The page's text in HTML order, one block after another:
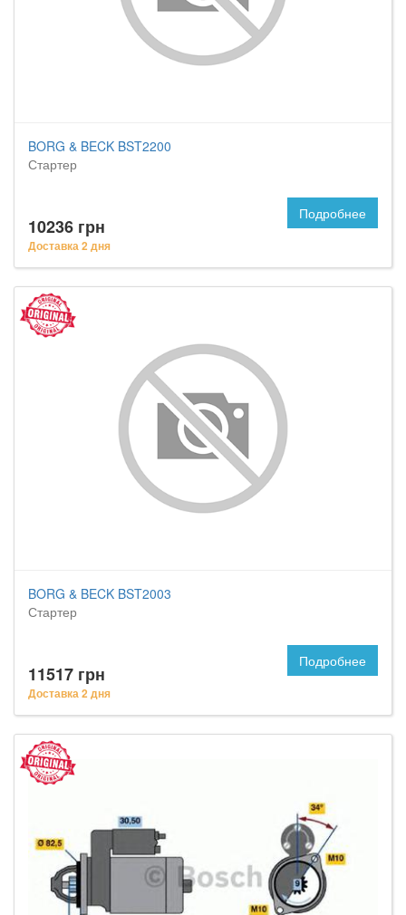
BORG & BECK BST2200
Стартер
10236 грн
Доставка 2 дня
Подробнее
BORG & BECK BST2003
Стартер
11517 грн
Доставка 2 дня
Подробнее